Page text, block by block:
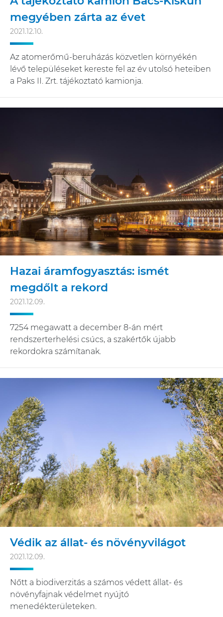
megyében zárta az évet
2021.12.10.
Az atomerőmű-beruházás közvetlen környékén
lévő településeket kereste fel az év utolsó heteiben
a Paks II. Zrt. tájékoztató kamionja.
Hazai áramfogyasztás: ismét
megdőlt a rekord
2021.12.09.
7254 megawatt a december 8-án mért
rendszerterhelési csúcs, a szakértők újabb
rekordokra számítanak.
Védik az állat- és növényvilágot
2021.12.09.
Nőtt a biodiverzitás a számos védett állat- és
növényfajnak védelmet nyújtó
menedékterületeken.